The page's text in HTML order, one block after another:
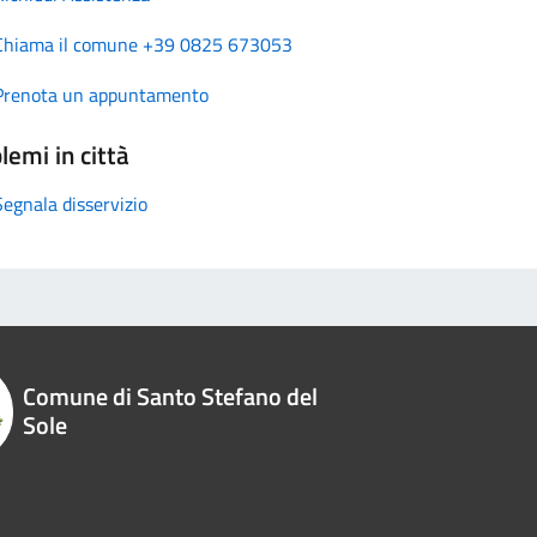
il comune +39 0825 673053
un appuntamento
in città
disservizio
Comune di Santo Stefano del
Sole